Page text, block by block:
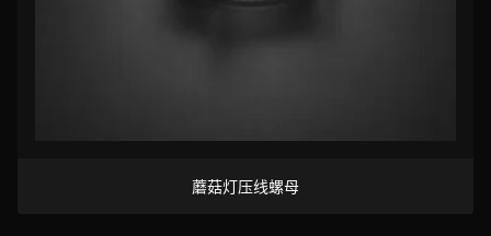
蘑菇灯压线螺母